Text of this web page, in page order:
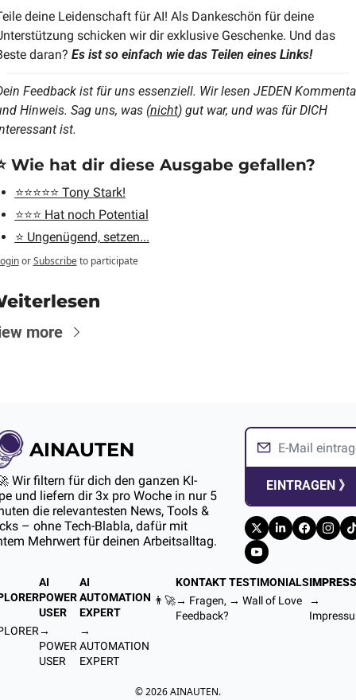
deine Leidenschaft für AI! Als Dankeschön für deine
schicken wir dir exklusive Geschenke. Und das
daran? Es ist so einfach wie das Teilen eines Links!
Feedback ist für uns essenziell. Wir lesen JEDEN
Hinweis. Sag uns, was (nicht) gut war, und was für DICH
ist.
Wie hat dir diese Ausgabe gefallen?
⭐️⭐️⭐️⭐️⭐️ Tony Stark!
⭐️⭐️⭐️ Hat noch Potential
⭐️ Ungenügend, setzen...
or Subscribe to participate
more
AINAUTEN
Wir filtern für dich den ganzen KI-
und liefern dir 3x pro Woche in nur 5
die relevantesten News, Tools &
– ohne Tech-Blabla, dafür mit
Mehrwert für deinen Arbeitsalltag.
EINTRAGEN 》
AI
POWER
USER
→
POWER
USER
AI
AUTOMATION
EXPERT
→
AUTOMATION
EXPERT
👨‍🚀
KONTAKT
→ Fragen,
Feedback?
TESTIMONIALS
→ Wall of Love
→
© 2026 AINAUTEN.